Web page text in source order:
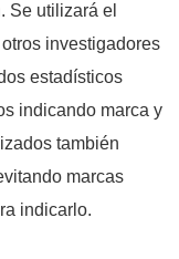
Se utilizará el
investigadores
estadísticos
indicando marca y
también
marcas
indicarlo.